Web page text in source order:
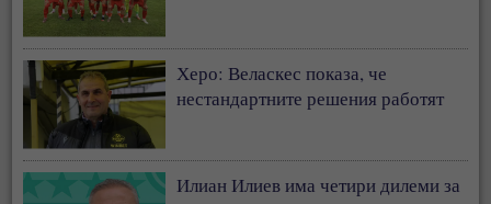
Херо: Веласкес показа, че
нестандартните решения работят
Илиан Илиев има четири дилеми за